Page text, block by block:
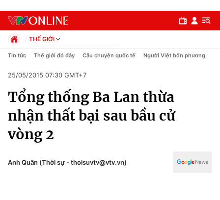
Chuyên mục
Chính trị
Xã hội
Pháp luật
THẾ GIỚI
Chính trị
Pháp luật
Kinh tế
Thể thao
Truyền hình
Văn hóa - Giải trí
Y tế
Công nghệ
Tin tức Thế giới đó đây Câu chuyện quốc tế Người Việt bốn phương
25/05/2015 07:30 GMT+7
Tổng thống Ba Lan thừa
nhận thất bại sau bầu cử
vòng 2
Anh Quân (Thời sự - thoisuvtv@vtv.vn)